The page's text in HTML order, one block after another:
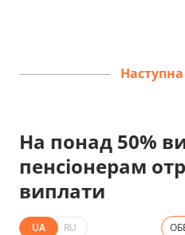
На понад 50%
пенсіонерам
виплати
UA RU